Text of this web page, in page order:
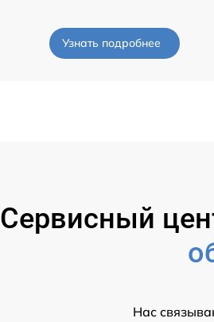
Узнать подробнее
Сервисный
Нас